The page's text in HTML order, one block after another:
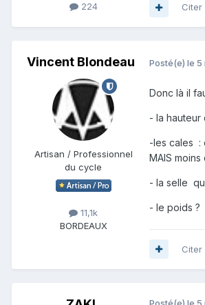
224 Citer
Vincent Blondeau
Artisan / Professionnel
du cycle
11,1k
BORDEAUX
Posté(e) le 5
Donc là il
- la
-les cales :
MAIS
- la selle
- le poids ?
Citer
Posté(e) le 5